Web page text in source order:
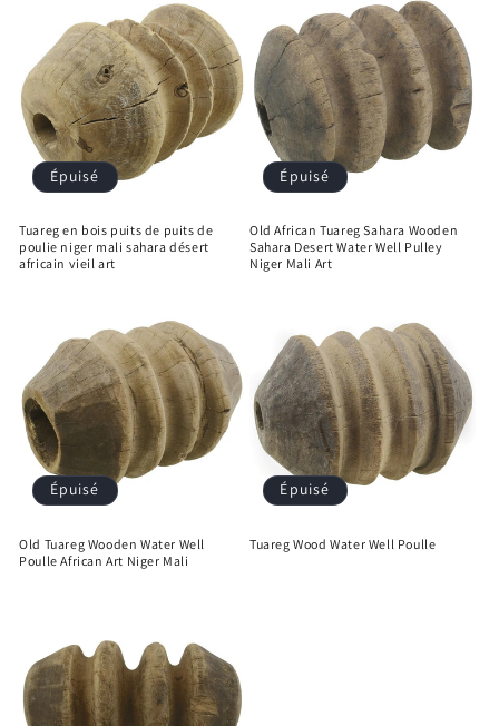
Épuisé
Tuareg en bois puits de puits de
poulie niger mali sahara désert
africain vieil art
Épuisé
Old African Tuareg Sahara Wooden
Sahara Desert Water Well Pulley
Niger Mali Art
Épuisé
Old Tuareg Wooden Water Well
Poulle African Art Niger Mali
Épuisé
Tuareg Wood Water Well Poulle